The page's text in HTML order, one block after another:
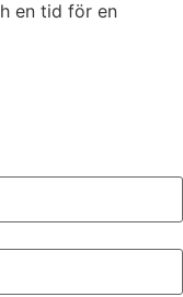
en tid för en